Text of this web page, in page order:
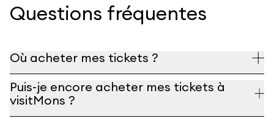
Questions fréquentes
Où acheter mes tickets ?
Puis-je encore acheter mes tickets à
visitMons ?